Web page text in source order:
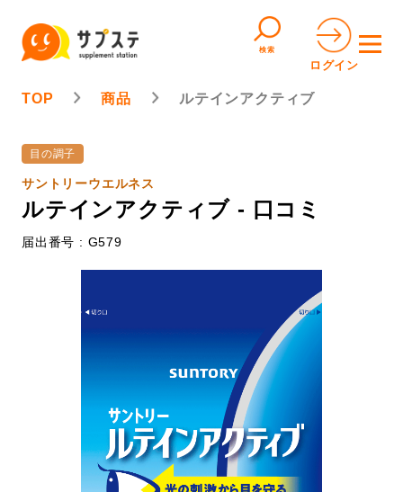
検索
ログイン
TOP 商品 ルテインアクティブ
目の調子
サントリーウエルネス
ルテインアクティブ - 口コミ
届出番号 : G579